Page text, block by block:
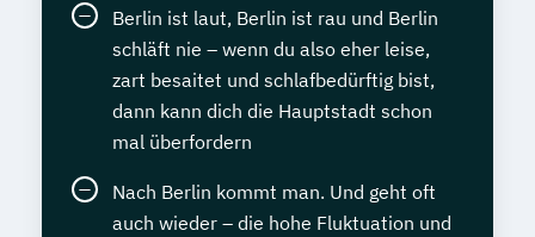
Berlin ist laut, Berlin ist rau und Berlin
schläft nie – wenn du also eher leise,
zart besaitet und schlafbedürftig bist,
dann kann dich die Hauptstadt schon
mal überfordern
Nach Berlin kommt man. Und geht oft
auch wieder – die hohe Fluktuation und